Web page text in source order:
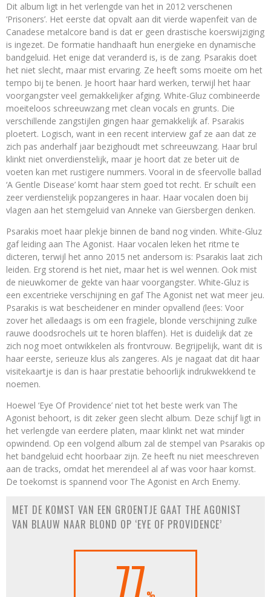
Dit album ligt in het verlengde van het in 2012 verschenen
‘Prisoners’. Het eerste dat opvalt aan dit vierde wapenfeit van de
Canadese metalcore band is dat er geen drastische koerswijziging
is ingezet. De formatie handhaaft hun energieke en dynamische
bandgeluid. Het enige dat veranderd is, is de zang. Psarakis doet
het niet slecht, maar mist ervaring. Ze heeft soms moeite om het
tempo bij te benen. Je hoort haar hard werken, terwijl het haar
voorgangster veel gemakkelijker afging. White-Gluz combineerde
moeiteloos schreeuwzang met clean vocals en grunts. Die
verschillende zangstijlen gingen haar gemakkelijk af. Psarakis
ploetert. Logisch, want in een recent interview gaf ze aan dat ze
zich pas anderhalf jaar bezighoudt met schreeuwzang. Haar brul
klinkt niet onverdienstelijk, maar je hoort dat ze beter uit de
voeten kan met rustigere nummers. Vooral in de sfeervolle ballad
‘A Gentle Disease’ komt haar stem goed tot recht. Er schuilt een
zeer verdienstelijk popzangeres in haar. Haar vocalen doen bij
vlagen aan het stemgeluid van Anneke van Giersbergen denken.
Psarakis moet haar plekje binnen de band nog vinden. White-Gluz
gaf leiding aan The Agonist. Haar vocalen leken het ritme te
dicteren, terwijl het anno 2015 net andersom is: Psarakis laat zich
leiden. Erg storend is het niet, maar het is wel wennen. Ook mist
de nieuwkomer de gekte van haar voorgangster. White-Gluz is
een excentrieke verschijning en gaf The Agonist net wat meer jeu.
Psarakis is wat bescheidener en minder opvallend (lees: Voor
zover het alledaags is om een fragiele, blonde verschijning zulke
rauwe doodsrochels uit te horen blaffen). Het is duidelijk dat ze
zich nog moet ontwikkelen als frontvrouw. Begrijpelijk, want dit is
haar eerste, serieuze klus als zangeres. Als je nagaat dat dit haar
visitekaartje is dan is haar prestatie behoorlijk indrukwekkend te
noemen.
Hoewel ‘Eye Of Providence’ niet tot het beste werk van The
Agonist behoort, is dit zeker geen slecht album. Deze schijf ligt in
het verlengde van eerdere platen, maar klinkt net wat minder
opwindend. Op een volgend album zal de stempel van Psarakis op
het bandgeluid echt hoorbaar zijn. Ze heeft nu niet meeschreven
aan de tracks, omdat het merendeel al af was voor haar komst.
De toekomst is spannend voor The Agonist en Arch Enemy.
MET DE KOMST VAN EEN GROENTJE GAAT THE AGONIST‏
VAN BLAUW NAAR BLOND OP ‘EYE OF PROVIDENCE’
77%